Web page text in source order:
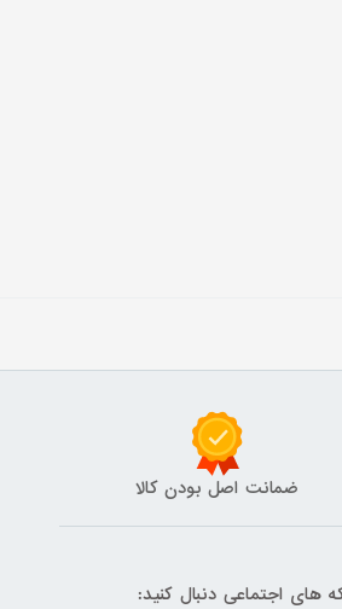
ضمانت اصل بودن کالا
های اجتماعی دنبال کنید: